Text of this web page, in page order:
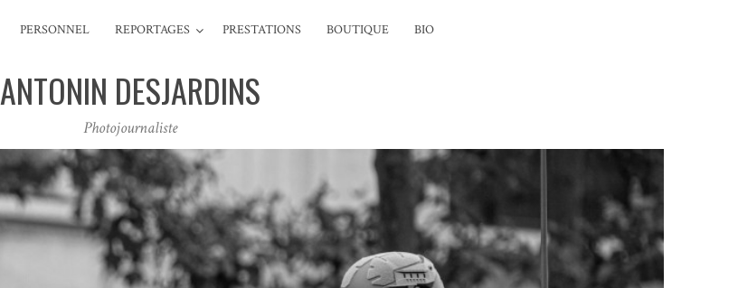
PERSONNEL REPORTAGES PRESTATIONS BOUTIQUE BIO
ANTONIN DESJARDINS
Photojournaliste